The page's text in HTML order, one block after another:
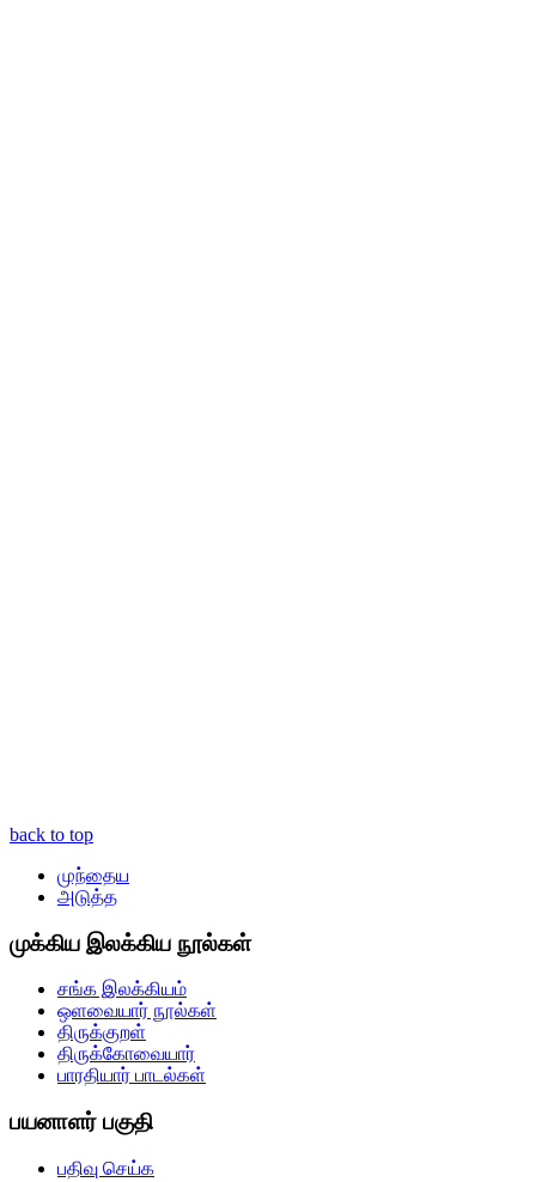
back to top
முந்தைய
அடுத்த
முக்கிய இலக்கிய நூல்கள்
சங்க இலக்கியம்
ஒளவையார் நூல்கள்
திருக்குறள்
திருக்கோவையார்
பாரதியார் பாடல்கள்
பயனாளர் பகுதி
பதிவு செய்க